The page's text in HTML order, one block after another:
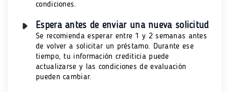
condiciones.
Espera antes de enviar una nueva solicitud
Se recomienda esperar entre 1 y 2 semanas antes
de volver a solicitar un préstamo. Durante ese
tiempo, tu información crediticia puede
actualizarse y las condiciones de evaluación
pueden cambiar.